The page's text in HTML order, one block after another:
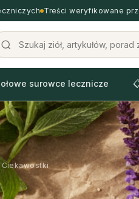
Treści weryfikowane
surowce lecznicze
Ciekawostki